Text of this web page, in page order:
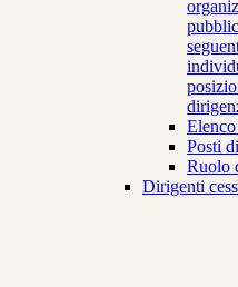
Posti
Ruolo
Dirigenti